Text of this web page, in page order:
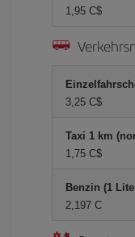
1,95 C$
3,25 C$
Taxi 1 km
1,75 C$
Benzin (1
2,197 C